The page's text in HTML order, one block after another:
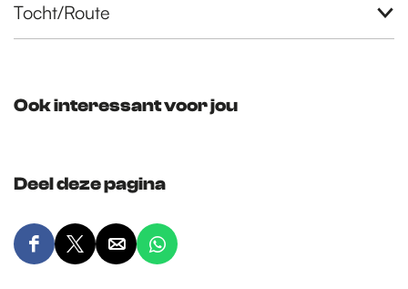
Tocht/Route
Ook interessant voor jou